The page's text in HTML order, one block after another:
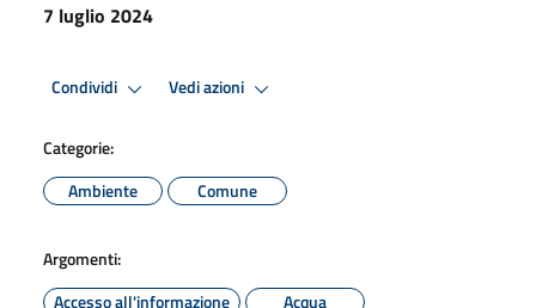
7 luglio 2024
Condividi Vedi azioni
Categorie:
Ambiente
Comune
Argomenti:
Accesso all'informazione
Acqua